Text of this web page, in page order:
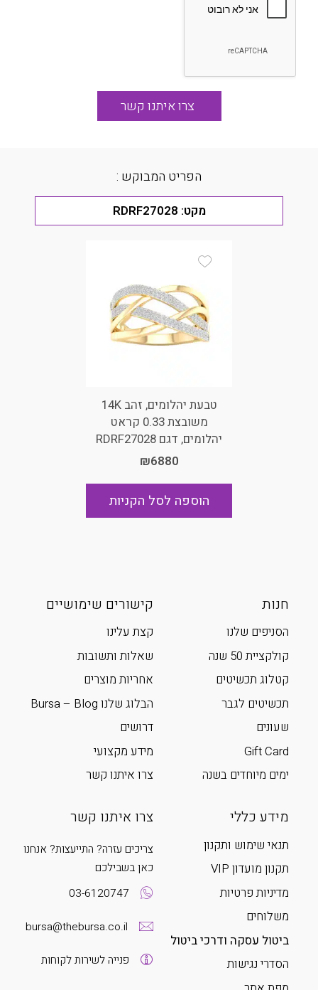
הפריט המבוקש :
מקט: RDRF27028
טבעת יהלומים, זהב 14K
משובצת 0.33 קראט
יהלומים, דגם RDRF27028
₪6880
הוספה לסל הקניות
חנות
הסניפים שלנו
קולקציית 50 שנה
קטלוג תכשיטים
תכשיטים לגבר
שעונים
Gift Card
ימים מיוחדים בשנה
קישורים שימושיים
קצת עלינו
שאלות ותשובות
אחריות מוצרים
הבלוג שלנו Bursa – Blog
דרושים
מידע מקצועי
צרו איתנו קשר
מידע כללי
תנאי שימוש ותקנון
תקנון מועדון VIP
מדיניות פרטיות
משלוחים
ביטול עסקה ודרכי ביטול
הסדרי נגישות
צרו איתנו קשר
צריכים עזרה? התייעצות? אנחנו
כאן בשבילכם
03-6120747
bursa@thebursa.co.il
פנייה לשירות לקוחות